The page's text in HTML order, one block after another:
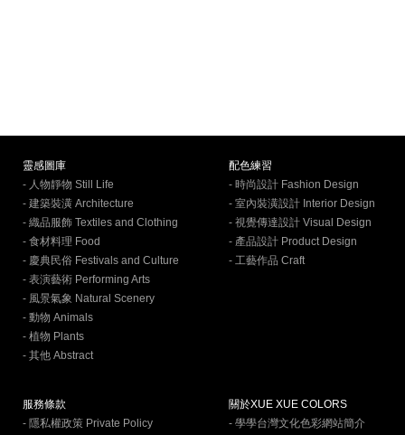
靈感圖庫
- 人物靜物 Still Life
- 建築裝潢 Architecture
- 織品服飾 Textiles and Clothing
- 食材料理 Food
- 慶典民俗 Festivals and Culture
- 表演藝術 Performing Arts
- 風景氣象 Natural Scenery
- 動物 Animals
- 植物 Plants
- 其他 Abstract
配色練習
- 時尚設計 Fashion Design
- 室內裝潢設計 Interior Design
- 視覺傳達設計 Visual Design
- 產品設計 Product Design
- 工藝作品 Craft
服務條款
- 隱私權政策 Private Policy
關於XUE XUE COLORS
- 學學台灣文化色彩網站簡介